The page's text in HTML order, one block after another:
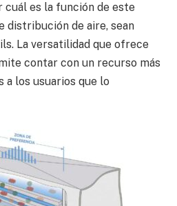
cuál es la función de este
distribución de aire, sean
La versatilidad que ofrece
contar con un recurso más
los usuarios que lo